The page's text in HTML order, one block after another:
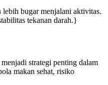
bugar menjalani aktivitas.
tekanan darah.}
strategi penting dalam
makan sehat, risiko